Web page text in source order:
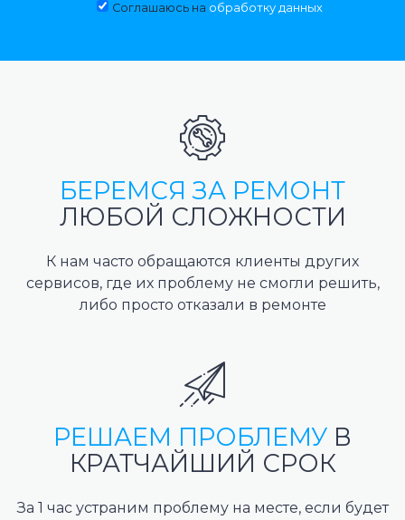
Соглашаюсь на обработку данных
БЕРЕМСЯ ЗА РЕМОНТ
ЛЮБОЙ СЛОЖНОСТИ
К нам часто обращаются клиенты других
сервисов, где их проблему не смогли решить,
либо просто отказали в ремонте
РЕШАЕМ ПРОБЛЕМУ В
КРАТЧАЙШИЙ СРОК
За 1 час устраним проблему на месте, если будет